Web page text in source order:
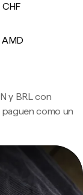
CHF
AMD
y BRL con
como un